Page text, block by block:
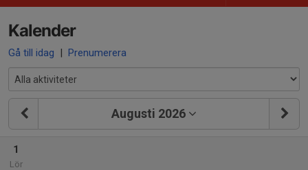
Kalender
Gå till idag | Prenumerera
Augusti 2026
1
Lör